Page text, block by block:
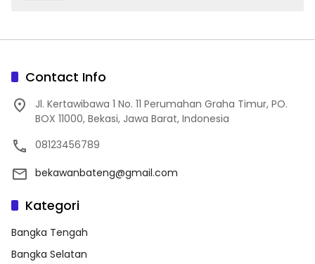
Contact Info
Jl. Kertawibawa 1 No. 11 Perumahan Graha Timur, PO.
BOX 11000, Bekasi, Jawa Barat, Indonesia
08123456789
bekawanbateng@gmail.com
Kategori
Bangka Tengah
Bangka Selatan